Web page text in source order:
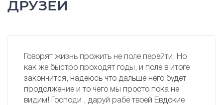
ДРУЗЕЙ
Говорят жизнь прожить не поле перейти. Но
как же быстро проходят годы, и поле в итоге
закончится, надеюсь что дальше него будет
продолжение и то чего мы просто пока не
видим! Господи , даруй рабе твоей Евдокие